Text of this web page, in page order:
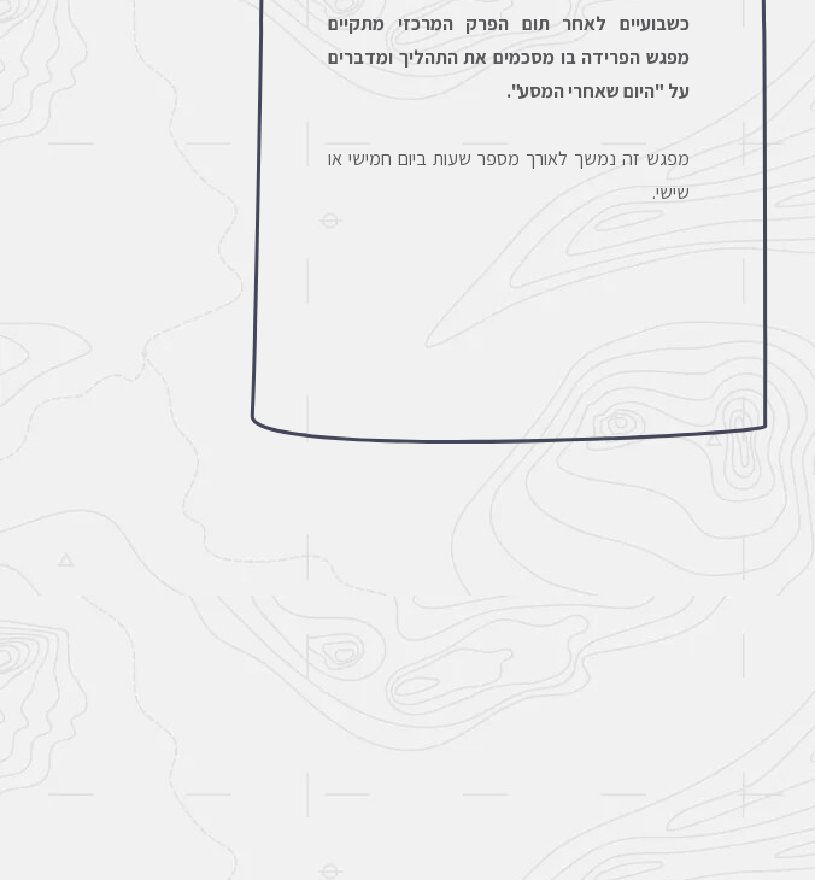
כשבועיים לאחר תום הפרק המרכזי מתקיים
מפגש הפרידה בו מסכמים את התהליך ומדברים
על "היום שאחרי המסע".
מפגש זה נמשך לאורך מספר שעות ביום חמישי או
שישי.